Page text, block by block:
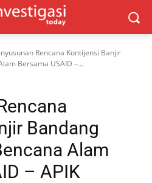
Rencana Kontijensi Banjir
Bersama USAID –...
Bandang
Alam
– APIK